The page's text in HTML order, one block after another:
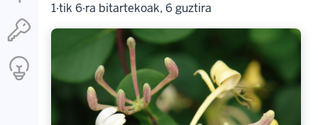
1·tik 6·ra bitartekoak, 6 guztira